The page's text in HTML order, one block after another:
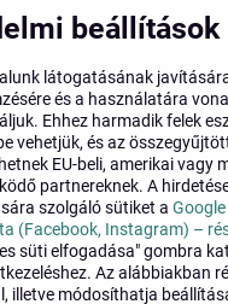
(Google Maps link)
beállítások
látogatásának
és a használatára
Ehhez harmadik felek
vehetjük, és az
EU-beli, amerikai vagy
partnereknek. A
szolgáló sütiket a
(Facebook, Instagram) –
süti elfogadása" gombra
Az alábbiakban
illetve módosíthatja